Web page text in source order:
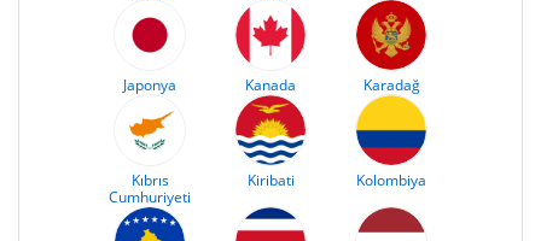
Japonya Kanada Karadağ
Kıbrıs
Cumhuriyeti
Kiribati Kolombiya